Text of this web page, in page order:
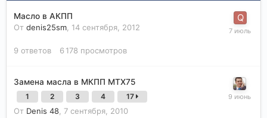
Масло в АКПП
От denis25sm, 14 сентября, 2012
9 ответов 6 178 просмотров
Замена масла в МКПП МТХ75
1 2 3 4 17
От Denis 48, 7 сентября, 2010